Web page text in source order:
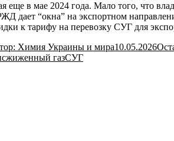
еще в мае 2024 года. Мало того, что
дает “окна” на экспортном
к тарифу на перевозку СУГ для
Химия Украины и мира10.05.2026
сжиженный газСУГ